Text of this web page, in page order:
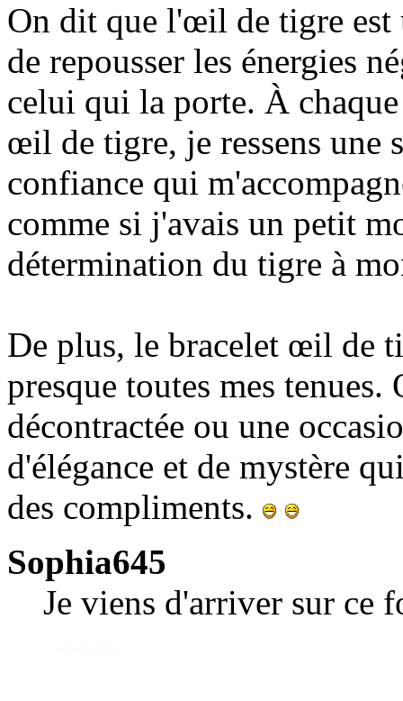
On dit que l'œil de tigre est
de repousser les énergies
celui qui la porte. À
œil de tigre, je ressens une
confiance qui
comme si j'avais un petit
détermination du tigre à
De plus, le bracelet œil de
presque toutes mes
décontractée ou une
d'élégance et de mystère
des compliments.
Sophia645
Je viens d'arriver sur ce